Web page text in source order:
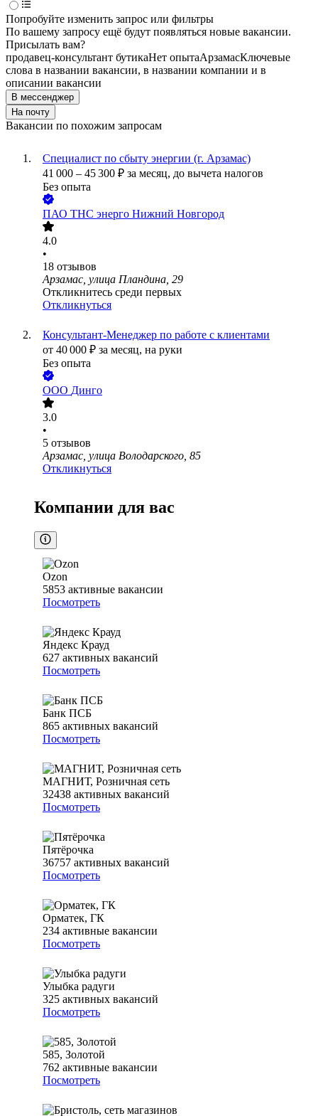
Попробуйте изменить запрос или фильтры
По вашему запросу ещё будут появляться новые вакансии.
Присылать вам?
продавец-консультант бутикаНет опытаАрзамасКлючевые
слова в названии вакансии, в названии компании и в
описании вакансии
В мессенджер
На почту
Вакансии по похожим запросам
Специалист по сбыту энергии (г. Арзамас)
41 000 – 45 300 ₽ за месяц, до вычета налогов
Без опыта
ПАО ТНС энерго Нижний Новгород
4.0
•
18 отзывов
Арзамас, улица Пландина, 29
Откликнитесь среди первых
Откликнуться
Консультант-Менеджер по работе с клиентами
от 40 000 ₽ за месяц, на руки
Без опыта
ООО Динго
3.0
•
5 отзывов
Арзамас, улица Володарского, 85
Откликнуться
Компании для вас
Ozon
5853 активные вакансии
Посмотреть
Яндекс Крауд
627 активных вакансий
Посмотреть
Банк ПСБ
865 активных вакансий
Посмотреть
МАГНИТ, Розничная сеть
32438 активных вакансий
Посмотреть
Пятёрочка
36757 активных вакансий
Посмотреть
Орматек, ГК
234 активные вакансии
Посмотреть
Улыбка радуги
325 активных вакансий
Посмотреть
585, Золотой
762 активные вакансии
Посмотреть